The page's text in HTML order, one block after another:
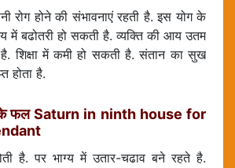
रोग होने की संभावनाएं रहती है. इस योग के
में बढोतरी हो सकती है. व्यक्ति की आय उतम
शिक्षा में कमी हो सकती है. संतान का सुख
होता है.
के फल Saturn in ninth house for
है. पर भाग्य में उतार-चढाव बने रहते है.